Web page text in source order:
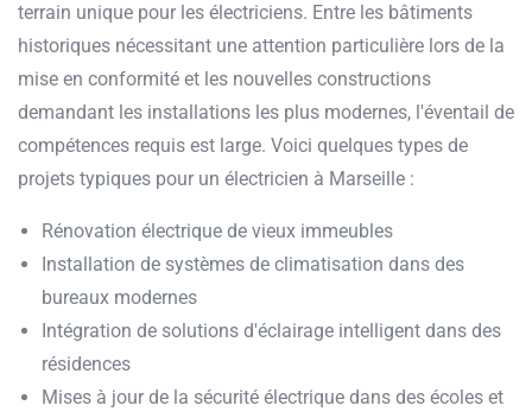
terrain unique pour les électriciens. Entre les bâtiments
historiques nécessitant une attention particulière lors de la
mise en conformité et les nouvelles constructions
demandant les installations les plus modernes, l'éventail de
compétences requis est large. Voici quelques types de
projets typiques pour un électricien à Marseille :
Rénovation électrique de vieux immeubles
Installation de systèmes de climatisation dans des
bureaux modernes
Intégration de solutions d'éclairage intelligent dans des
résidences
Mises à jour de la sécurité électrique dans des écoles et